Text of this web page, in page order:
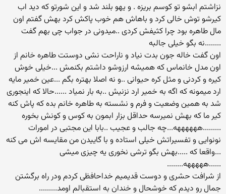
نزاشتم ابشو تو کوسم بریزه . و یهو بلند شد و این شورتو که دید اب
کیرشو توش خالی کرد و باهاش هم خوب پاکش کرد بهش گفتم اون
مال طاهره بود چرا کثیفش کردی ..میدونی در جواب چی بهم گفت
........نه بگو خیلی جالبه
اون گفت خاله جون بدت نیاد و ناراحت نشی دوستت طاهره خانم از
اون مدل خانماس که همیشه ارزوشو داشتم بکنمش ...خیلی خوش
کیره و کردنی و مثل کره حیوانی ..و نه اصلا بهتره بگم ...عین خمیر مایه
ارد میمونه که اگه به خمیر ارد نزنیش ..به بار نمیاد ......حالا که اینجوری
شد به همین وضعیت و فرم و نشسته به طاهره خانم بده که پاش کنه
کیر ما که بهش نمیرسه حداقل بزار ابمون به کوس و کونش بخوره
.........ههههههه...چه جالب و عجیب ..بابا این مجتبی در امورات
نونوایی و تفسیراتش خیلی استاده و با گاییدن من مقایسه اش می کنه
...واقعا که .....بهش بگو ترشی نخوری یه چیزی میشی
......هههههه........
از شرافت حشری و دوست قدیمیم خداحافظی کردم ودر راه برگشتن
جمال رو دیدم که خوشحال و خندان به استقبالم اومد.........